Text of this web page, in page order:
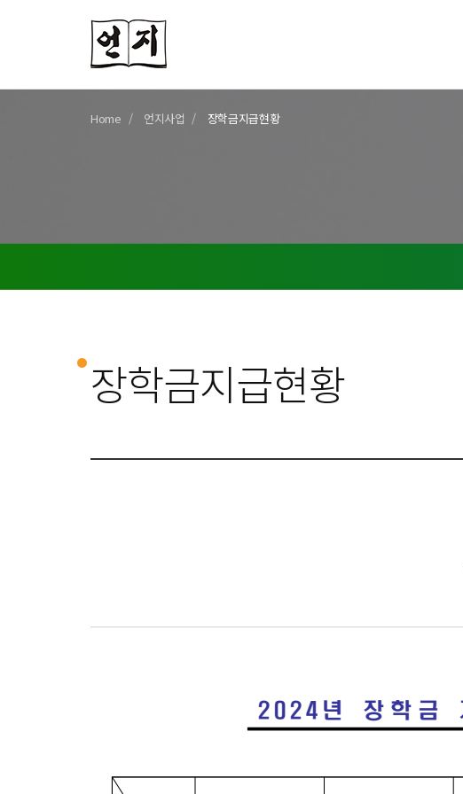
Home 언지사업 장학금지급현황
장학금지급현황